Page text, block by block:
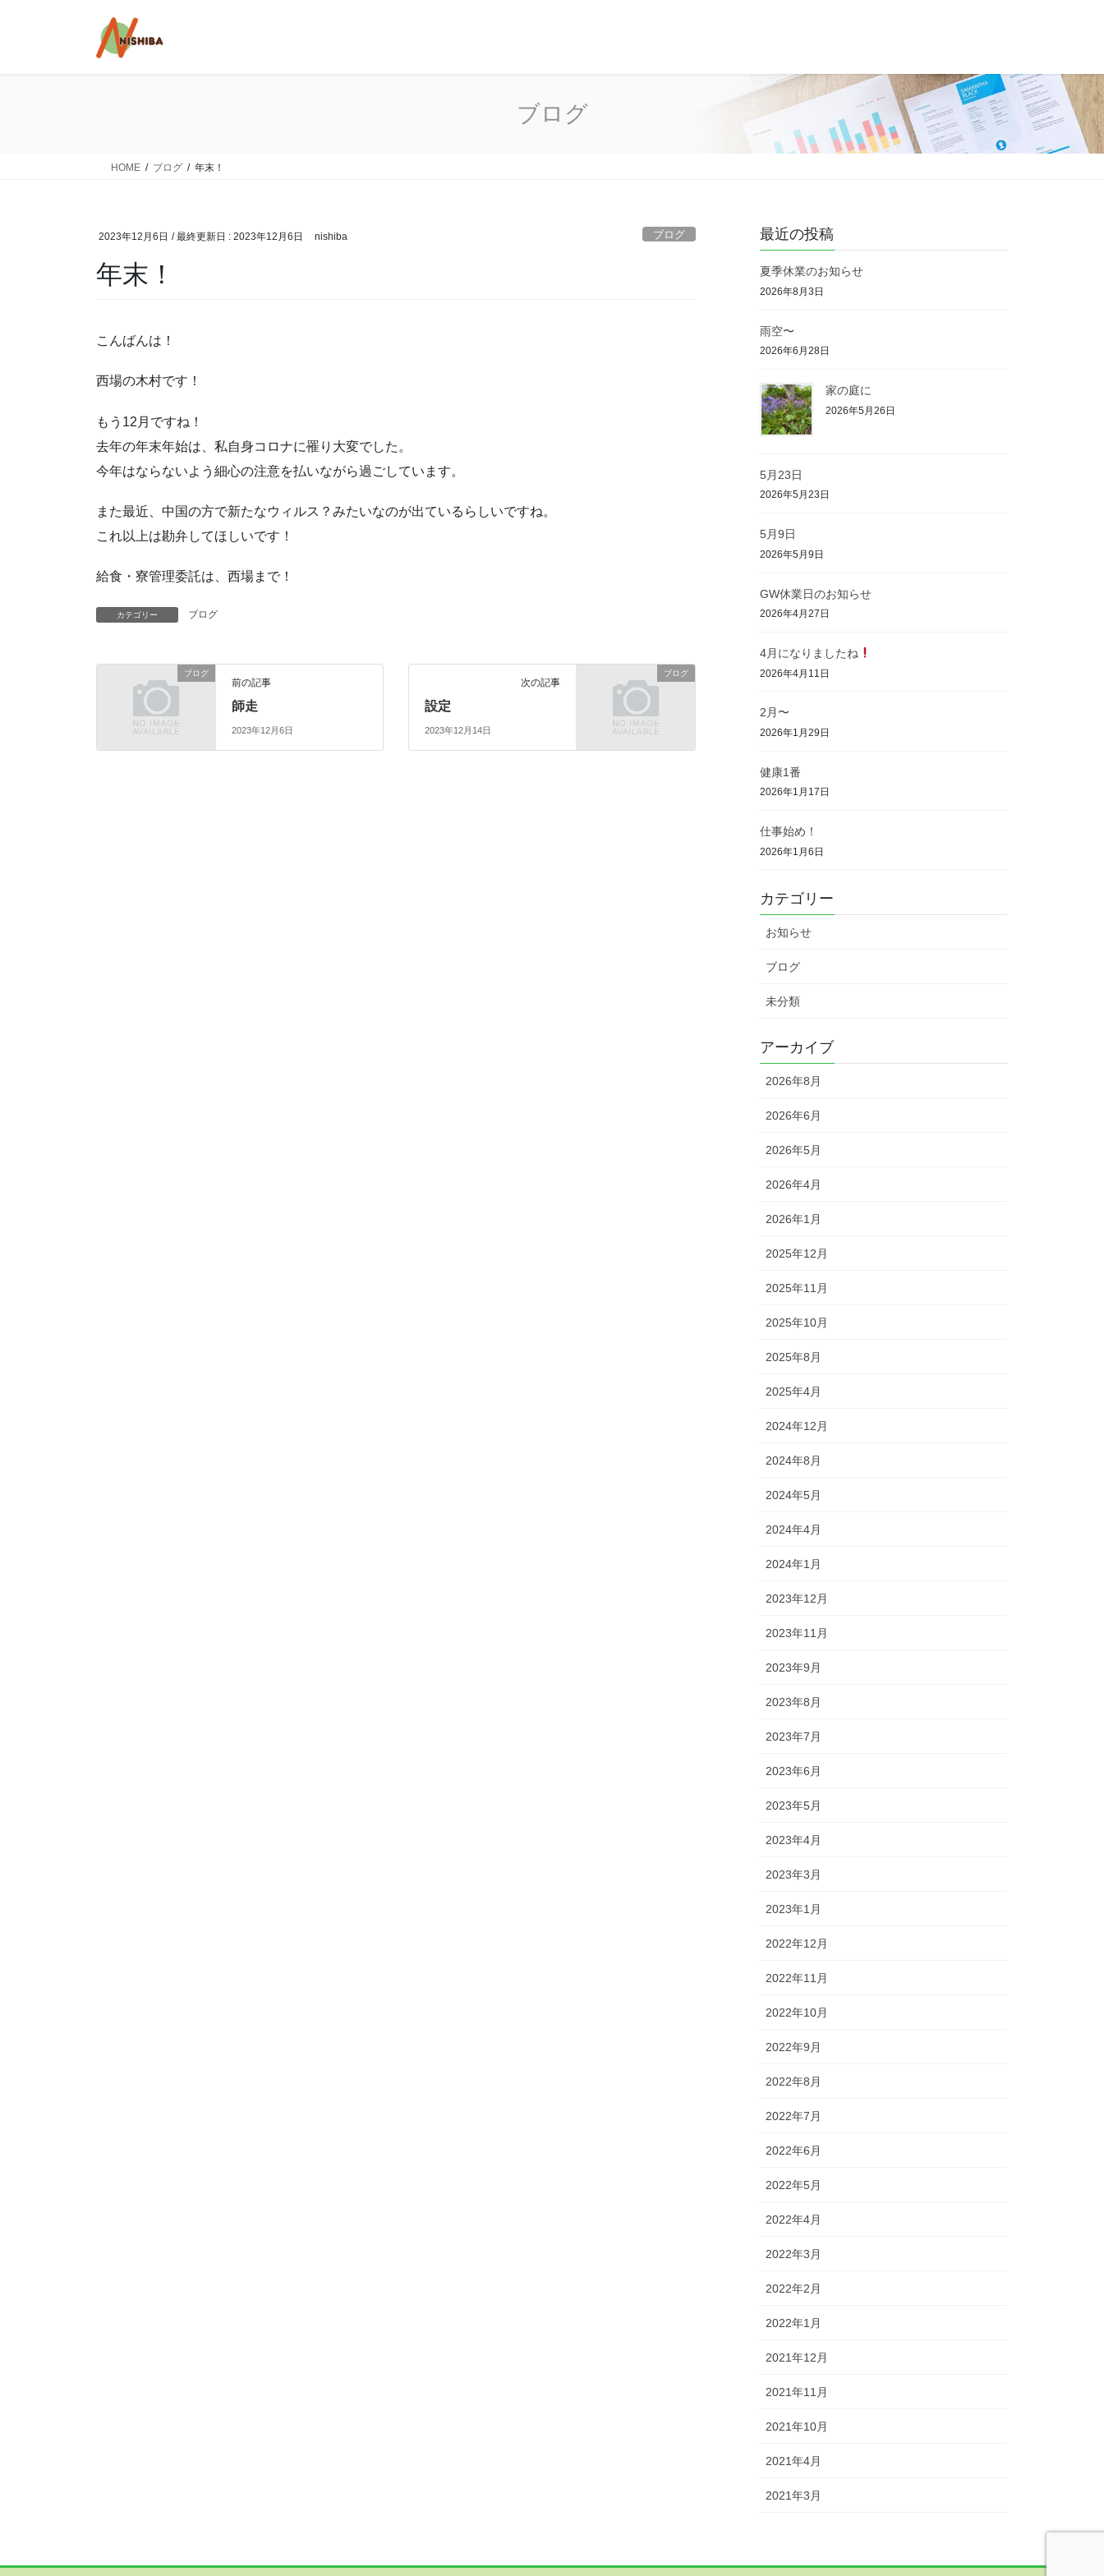
ブログ
HOME ブログ 年末！
2023年12月6日 / 最終更新日 : 2023年12月6日 nishiba ブログ
年末！
こんばんは！
西場の木村です！
もう12月ですね！
去年の年末年始は、私自身コロナに罹り大変でした。
今年はならないよう細心の注意を払いながら過ごしています。
また最近、中国の方で新たなウィルス？みたいなのが出ているらしいですね。
これ以上は勘弁してほしいです！
給食・寮管理委託は、西場まで！
カテゴリー ブログ
ブログ
前の記事
師走
2023年12月6日
ブログ
次の記事
設定
2023年12月14日
最近の投稿
夏季休業のお知らせ
2026年8月3日
雨空〜
2026年6月28日
家の庭に
2026年5月26日
5月23日
2026年5月23日
5月9日
2026年5月9日
GW休業日のお知らせ
2026年4月27日
4月になりましたね
2026年4月11日
2月〜
2026年1月29日
健康1番
2026年1月17日
仕事始め！
2026年1月6日
カテゴリー
お知らせ
ブログ
未分類
アーカイブ
2026年8月
2026年6月
2026年5月
2026年4月
2026年1月
2025年12月
2025年11月
2025年10月
2025年8月
2025年4月
2024年12月
2024年8月
2024年5月
2024年4月
2024年1月
2023年12月
2023年11月
2023年9月
2023年8月
2023年7月
2023年6月
2023年5月
2023年4月
2023年3月
2023年1月
2022年12月
2022年11月
2022年10月
2022年9月
2022年8月
2022年7月
2022年6月
2022年5月
2022年4月
2022年3月
2022年2月
2022年1月
2021年12月
2021年11月
2021年10月
2021年4月
2021年3月